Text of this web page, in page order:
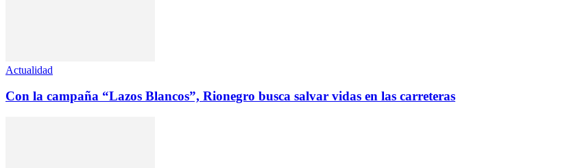
Actualidad
Con la campaña “Lazos Blancos”, Rionegro busca salvar vidas en las carreteras